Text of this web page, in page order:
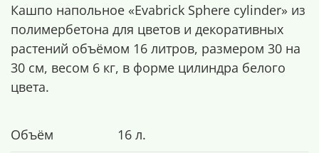
Кашпо напольное «Evabrick Sphere cylinder» из
полимербетона для цветов и декоративных
растений объёмом 16 литров, размером 30 на
30 см, весом 6 кг, в форме цилиндра белого
цвета.
Объём
16 л.